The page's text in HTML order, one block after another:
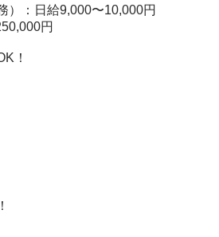
）：日給9,000〜10,000円
円
！